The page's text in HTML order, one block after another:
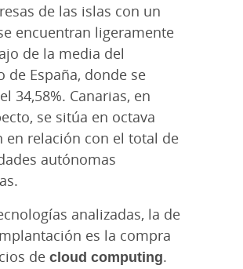
de las islas con un
encuentran ligeramente
de la media del
de España, donde se
34,58%. Canarias, en
se sitúa en octava
en relación con el total de
autónomas
analizadas, la de
es la compra
de cloud computing.